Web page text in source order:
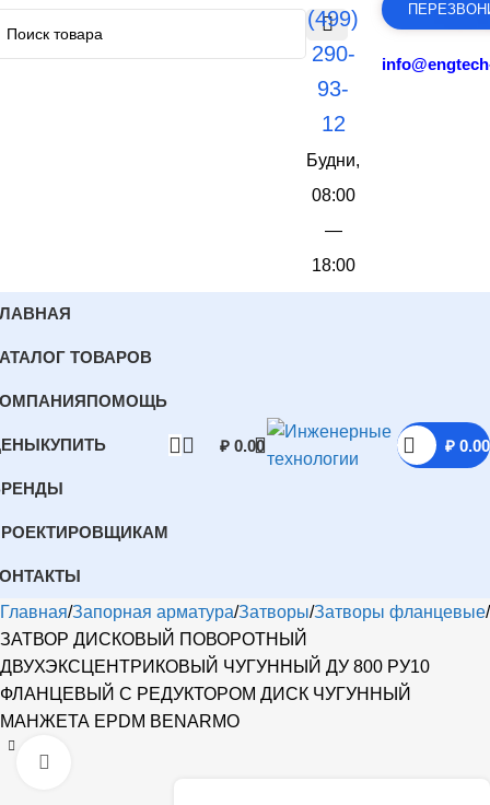
(499)
290-
93-
12
Будни,
08:00
—
18:00
ТОВАРОВ
ПОМОЩЬ
КУПИТЬ ₽ 0.00 ₽ 0.00
Главная Запорная арматура Затворы Затворы фланцевые
ЗАТВОР ДИСКОВЫЙ ПОВОРОТНЫЙ
ДВУХЭКСЦЕНТРИКОВЫЙ ЧУГУННЫЙ ДУ 800 РУ10
ФЛАНЦЕВЫЙ С РЕДУКТОРОМ ДИСК ЧУГУННЫЙ
МАНЖЕТА EPDM BENARMO